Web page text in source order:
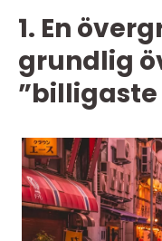
1. En
grundlig